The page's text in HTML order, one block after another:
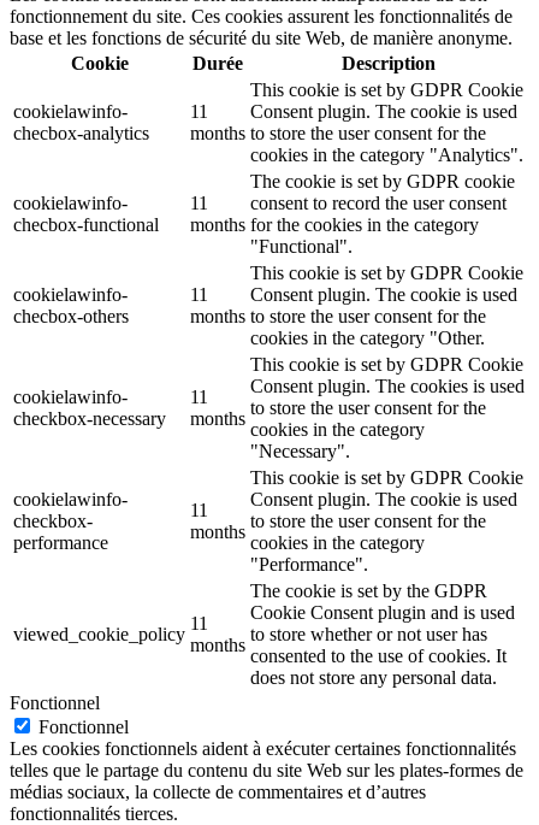
fonctionnement du site. Ces cookies assurent les fonctionnalités de
base et les fonctions de sécurité du site Web, de manière anonyme.
Cookie
Durée Description
cookielawinfo-
checbox-analytics
11
months
This cookie is set by GDPR Cookie
Consent plugin. The cookie is used
to store the user consent for the
cookies in the category "Analytics".
cookielawinfo-
checbox-functional
11
months
The cookie is set by GDPR cookie
consent to record the user consent
for the cookies in the category
"Functional".
cookielawinfo-
checbox-others
11
months
This cookie is set by GDPR Cookie
Consent plugin. The cookie is used
to store the user consent for the
cookies in the category "Other.
cookielawinfo-
checkbox-necessary
11
months
This cookie is set by GDPR Cookie
Consent plugin. The cookies is used
to store the user consent for the
cookies in the category
"Necessary".
cookielawinfo-
checkbox-
performance
11
months
This cookie is set by GDPR Cookie
Consent plugin. The cookie is used
to store the user consent for the
cookies in the category
"Performance".
viewed_cookie_policy
11
months
The cookie is set by the GDPR
Cookie Consent plugin and is used
to store whether or not user has
consented to the use of cookies. It
does not store any personal data.
Fonctionnel
Fonctionnel
Les cookies fonctionnels aident à exécuter certaines fonctionnalités
telles que le partage du contenu du site Web sur les plates-formes de
médias sociaux, la collecte de commentaires et d’autres
fonctionnalités tierces.